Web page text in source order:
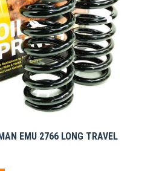
EMU 2766 LONG TRAVEL